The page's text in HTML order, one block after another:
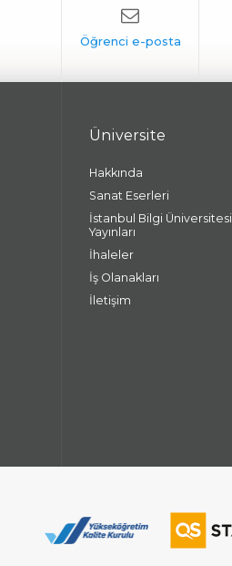
Üniversite
Hakkında
Sanat Eserleri
İstanbul Bilgi Üniversitesi
Yayınları
İhaleler
İş Olanakları
İletişim